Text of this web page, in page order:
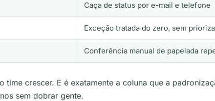
Caça de status por e-mail e telefone
Exceção tratada do zero, sem
Conferência manual de papelada
time crescer. E é exatamente a coluna que a
sem dobrar gente.